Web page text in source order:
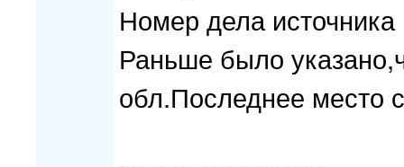
Номер дела
Раньше было
обл.Последнее место